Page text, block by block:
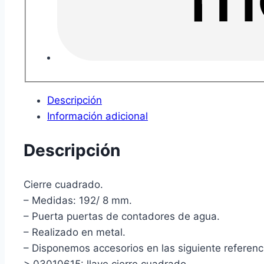
Descripción
Información adicional
Descripción
Cierre cuadrado.
– Medidas: 192/ 8 mm.
– Puerta puertas de contadores de agua.
– Realizado en metal.
– Disponemos accesorios en las siguiente